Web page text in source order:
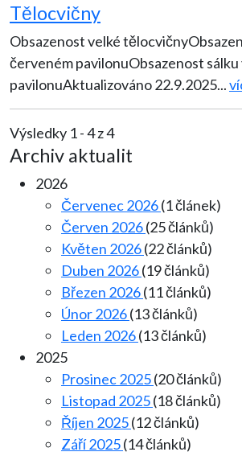
Tělocvičny
Obsazenost velké
červeném pavilonuObsazenost sálku
pavilonuAktualizováno 22.9.2025...
Výsledky 1 - 4 z 4
Archiv aktualit
2026
Červenec 2026(1 článek)
Červen 2026(25 článků)
Květen 2026(22 článků)
Duben 2026(19 článků)
Březen 2026(11 článků)
Únor 2026(13 článků)
Leden 2026(13 článků)
2025
Prosinec 2025(20 článků)
Listopad 2025(18 článků)
Říjen 2025(12 článků)
Září 2025(14 článků)